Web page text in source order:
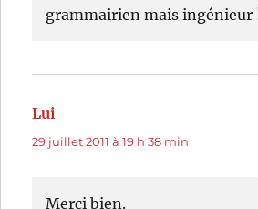
grammairien mais ingénieur
Lui
29 juillet 2011 à 19 h 38 min
Merci bien.